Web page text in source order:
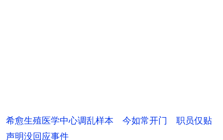
希愈生殖医学中心调乱样本 今如常开门 职员仅贴
声明没回应事件